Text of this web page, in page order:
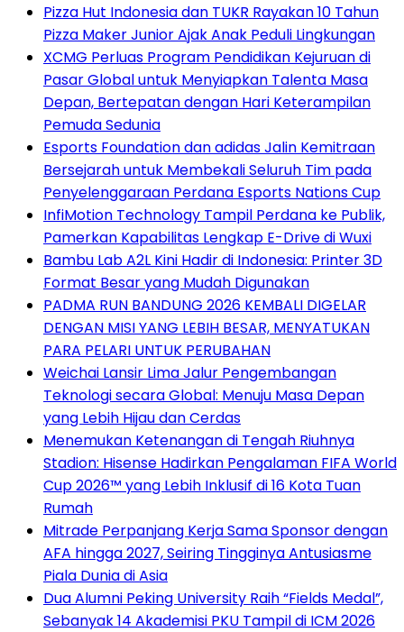
Pizza Hut Indonesia dan TUKR Rayakan 10 Tahun
Pizza Maker Junior Ajak Anak Peduli Lingkungan
XCMG Perluas Program Pendidikan Kejuruan di
Pasar Global untuk Menyiapkan Talenta Masa
Depan, Bertepatan dengan Hari Keterampilan
Pemuda Sedunia
Esports Foundation dan adidas Jalin Kemitraan
Bersejarah untuk Membekali Seluruh Tim pada
Penyelenggaraan Perdana Esports Nations Cup
InfiMotion Technology Tampil Perdana ke Publik,
Pamerkan Kapabilitas Lengkap E-Drive di Wuxi
Bambu Lab A2L Kini Hadir di Indonesia: Printer 3D
Format Besar yang Mudah Digunakan
PADMA RUN BANDUNG 2026 KEMBALI DIGELAR
DENGAN MISI YANG LEBIH BESAR, MENYATUKAN
PARA PELARI UNTUK PERUBAHAN
Weichai Lansir Lima Jalur Pengembangan
Teknologi secara Global: Menuju Masa Depan
yang Lebih Hijau dan Cerdas
Menemukan Ketenangan di Tengah Riuhnya
Stadion: Hisense Hadirkan Pengalaman FIFA World
Cup 2026™ yang Lebih Inklusif di 16 Kota Tuan
Rumah
Mitrade Perpanjang Kerja Sama Sponsor dengan
AFA hingga 2027, Seiring Tingginya Antusiasme
Piala Dunia di Asia
Dua Alumni Peking University Raih “Fields Medal”,
Sebanyak 14 Akademisi PKU Tampil di ICM 2026